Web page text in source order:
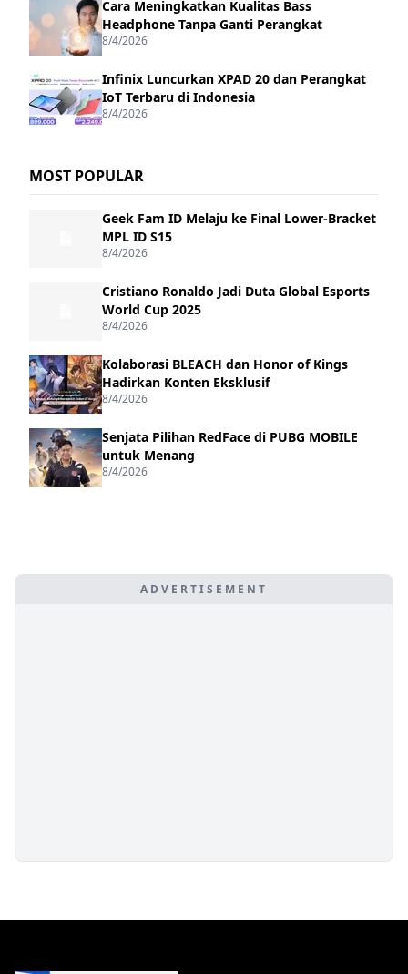
Cara Meningkatkan Kualitas Bass
Headphone Tanpa Ganti Perangkat
8/4/2026
Infinix Luncurkan XPAD 20 dan Perangkat
IoT Terbaru di Indonesia
8/4/2026
MOST POPULAR
Geek Fam ID Melaju ke Final Lower-Bracket
MPL ID S15
8/4/2026
Cristiano Ronaldo Jadi Duta Global Esports
World Cup 2025
8/4/2026
Kolaborasi BLEACH dan Honor of Kings
Hadirkan Konten Eksklusif
8/4/2026
Senjata Pilihan RedFace di PUBG MOBILE
untuk Menang
8/4/2026
ADVERTISEMENT